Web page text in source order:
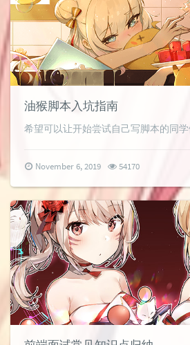
油猴脚本入坑指南
希望可以让开始尝试自己写脚本的同
November 6, 2019 54170